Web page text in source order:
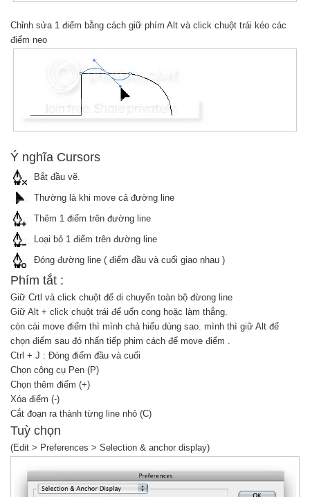
Chỉnh sửa 1 điểm bằng cách giữ phím Alt và click chuột trái kéo các
điểm neo
Ý nghĩa Cursors
Bắt đầu vẽ.
Thường là khi move cả đường line
Thêm 1 điểm trên đường line
Loại bỏ 1 điểm trên đường line
Đóng đường line ( điểm đầu và cuối giao nhau )
Phím tắt :
Giữ Crtl và click chuột để di chuyển toàn bộ đừong line
Giữ Alt + click chuột trái để uốn cong hoặc làm thẳng.
còn cái move điểm thì mình chả hiểu dùng sao. mình thì giữ Alt để
chọn điểm sau đó nhấn tiếp phim cách để move điểm .
Ctrl + J : Đóng điểm đầu và cuối
Chọn công cụ Pen (P)
Chọn thêm điểm (+)
Xóa điểm (-)
Cắt đoạn ra thành từng line nhỏ (C)
Tuỳ chọn
(Edit > Preferences > Selection & anchor display)